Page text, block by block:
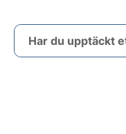
Har du upptäckt